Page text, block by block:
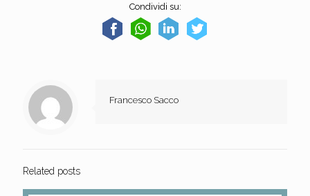
Condividi su:
Francesco Sacco
Related posts